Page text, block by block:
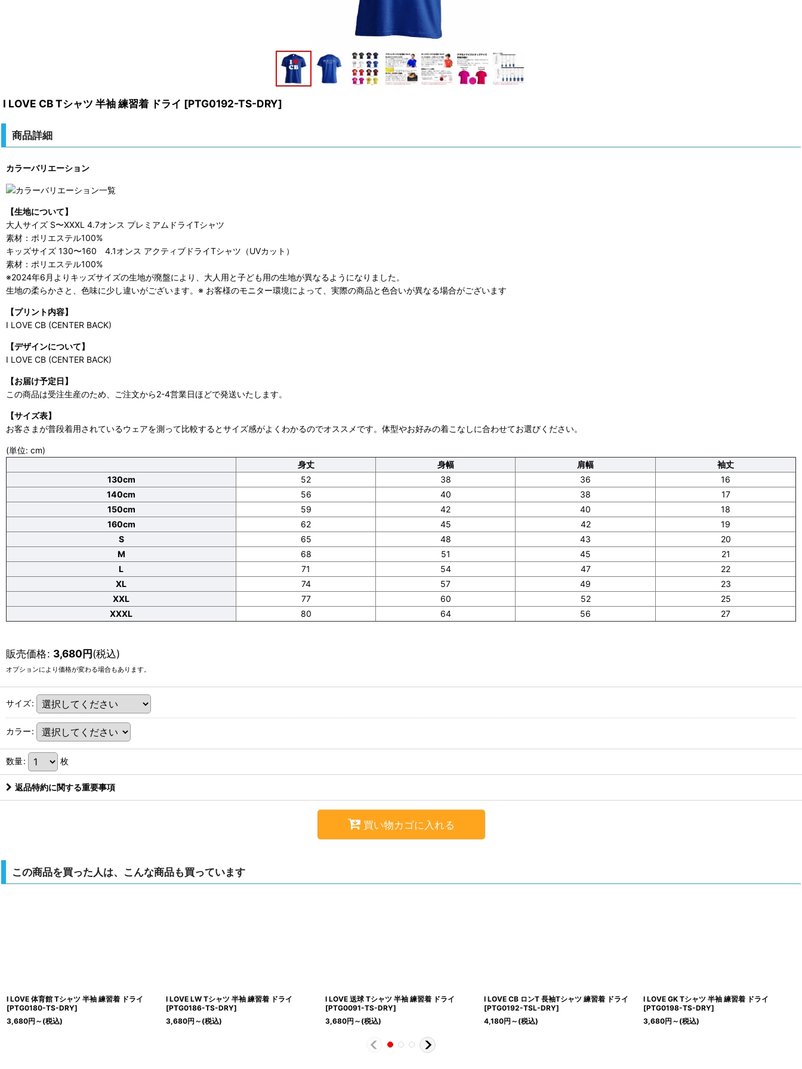
I LOVE CB Tシャツ 半袖 練習着 ドライ [PTG0192-TS-DRY]
商品詳細
カラーバリエーション
【生地について】
大人サイズ S〜XXXL 4.7オンス プレミアムドライTシャツ
素材：ポリエステル100%
キッズサイズ 130〜160 4.1オンス アクティブドライTシャツ（UVカット）
素材：ポリエステル100%
※2024年6月よりキッズサイズの生地が廃盤により、大人用と子ども用の生地が異なるようになりました。
生地の柔らかさと、色味に少し違いがございます。※ お客様のモニター環境によって、実際の商品と色合いが異なる場合がございます
【プリント内容】
I LOVE CB (CENTER BACK)
【デザインについて】
I LOVE CB (CENTER BACK)
【お届け予定日】
この商品は受注生産のため、ご注文から2-4営業日ほどで発送いたします。
【サイズ表】
お客さまが普段着用されているウェアを測って比較するとサイズ感がよくわかるのでオススメです。体型やお好みの着こなしに合わせてお選びください。
(単位: cm)
身丈
身幅 肩幅
袖丈
130cm
52 38 36
16
140cm
56 40 38
17
150cm
59 42 40
18
160cm
62 45 42
19
S
65 48 43
20
M
68 51 45
21
L
71 54 47
22
XL
74 57 49
23
XXL
77 60 52
25
XXXL
80 64 56 27
販売価格: 3,680円(税込)
オプションにより価格が変わる場合もあります。
サイズ:
カラー:
数量: 枚
返品特約に関する重要事項
買い物カゴに入れる
この商品を買った人は、こんな商品も買っています
I LOVE 体育館 Tシャツ 半袖 練習着 ドライ
[PTG0180-TS-DRY]
3,680円 ～ (税込)
I LOVE LW Tシャツ 半袖 練習着 ドライ
[PTG0186-TS-DRY]
3,680円 ～ (税込)
I LOVE 送球 Tシャツ 半袖 練習着 ドライ
[PTG0091-TS-DRY]
3,680円 ～ (税込)
I LOVE CB ロンT 長袖Tシャツ 練習着 ドライ
[PTG0192-TSL-DRY]
4,180円 ～ (税込)
I LOVE GK Tシャツ 半袖 練習着 ドライ
[PTG0198-TS-DRY]
3,680円 ～ (税込)